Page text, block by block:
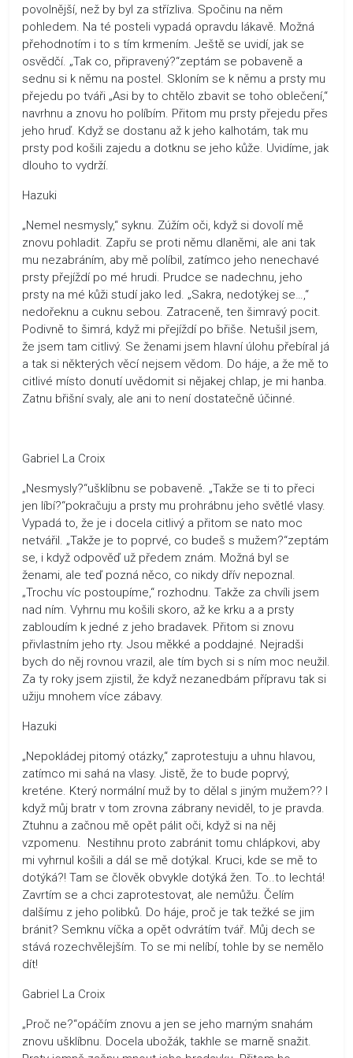
povolnější, než by byl za střízliva. Spočinu na něm
pohledem. Na té posteli vypadá opravdu lákavě. Možná
přehodnotím i to s tím krmením. Ještě se uvidí, jak se
osvědčí. „Tak co, připravený?“zeptám se pobaveně a
sednu si k němu na postel. Skloním se k němu a prsty mu
přejedu po tváři „Asi by to chtělo zbavit se toho oblečení,“
navrhnu a znovu ho políbím. Přitom mu prsty přejedu přes
jeho hruď. Když se dostanu až k jeho kalhotám, tak mu
prsty pod košili zajedu a dotknu se jeho kůže. Uvidíme, jak
dlouho to vydrží.
Hazuki
„Nemel nesmysly,“ syknu. Zúžím oči, když si dovolí mě
znovu pohladit. Zapřu se proti němu dlaněmi, ale ani tak
mu nezabráním, aby mě políbil, zatímco jeho nenechavé
prsty přejíždí po mé hrudi. Prudce se nadechnu, jeho
prsty na mé kůži studí jako led. „Sakra, nedotýkej se…,“
nedořeknu a cuknu sebou. Zatraceně, ten šimravý pocit.
Podivně to šimrá, když mi přejíždí po břiše. Netušil jsem,
že jsem tam citlivý. Se ženami jsem hlavní úlohu přebíral já
a tak si některých věcí nejsem vědom. Do háje, a že mě to
citlivé místo donutí uvědomit si nějakej chlap, je mi hanba.
Zatnu břišní svaly, ale ani to není dostatečně účinné.
Gabriel La Croix
„Nesmysly?“ušklíbnu se pobaveně. „Takže se ti to přeci
jen líbí?“pokračuju a prsty mu prohrábnu jeho světlé vlasy.
Vypadá to, že je i docela citlivý a přitom se nato moc
netvářil. „Takže je to poprvé, co budeš s mužem?“zeptám
se, i když odpověď už předem znám. Možná byl se
ženami, ale teď pozná něco, co nikdy dřív nepoznal.
„Trochu víc postoupíme,“ rozhodnu. Takže za chvíli jsem
nad ním. Vyhrnu mu košili skoro, až ke krku a a prsty
zabloudím k jedné z jeho bradavek. Přitom si znovu
přivlastním jeho rty. Jsou měkké a poddajné. Nejradši
bych do něj rovnou vrazil, ale tím bych si s ním moc neužil.
Za ty roky jsem zjistil, že když nezanedbám přípravu tak si
užiju mnohem více zábavy.
Hazuki
„Nepokládej pitomý otázky,“ zaprotestuju a uhnu hlavou,
zatímco mi sahá na vlasy. Jistě, že to bude poprvý,
kreténe. Který normální muž by to dělal s jiným mužem?? I
když můj bratr v tom zrovna zábrany neviděl, to je pravda.
Ztuhnu a začnou mě opět pálit oči, když si na něj
vzpomenu. Nestihnu proto zabránit tomu chlápkovi, aby
mi vyhrnul košili a dál se mě dotýkal. Kruci, kde se mě to
dotýká?! Tam se člověk obvykle dotýká žen. To..to lechtá!
Zavrtím se a chci zaprotestovat, ale nemůžu. Čelím
dalšímu z jeho polibků. Do háje, proč je tak težké se jim
bránit? Semknu víčka a opět odvrátím tvář. Můj dech se
stává rozechvělejším. To se mi nelíbí, tohle by se nemělo
dít!
Gabriel La Croix
„Proč ne?“opáčím znovu a jen se jeho marným snahám
znovu ušklíbnu. Docela ubožák, takhle se marně snažit.